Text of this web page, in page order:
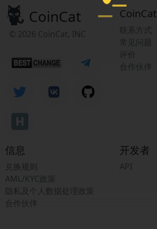
CoinCat
© 2026 CoinCat, INC
CoinCat
联系方式
常见问题
评价
合作伙伴
信息
兑换规则
AML/KYC政策
隐私及个人数据处理政策
合作伙伴
开发者
API